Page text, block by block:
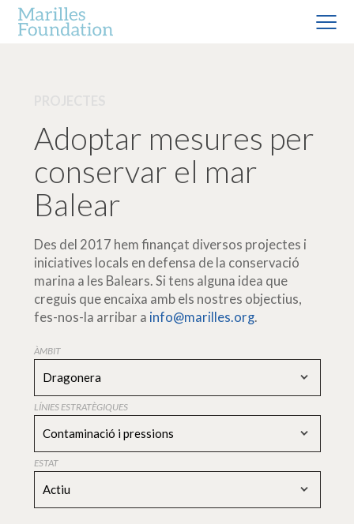
Adoptar mesures per
conservar el mar
Balear
Des del 2017 hem finançat diversos projectes i
iniciatives locals en defensa de la conservació
marina a les Balears. Si tens alguna idea que
creguis que encaixa amb els nostres objectius,
fes-nos-la arribar a info@marilles.org.
ÀMBIT
Dragonera
LÍNIES ESTRATÈGIQUES
Contaminació i pressions
ESTAT
Actiu